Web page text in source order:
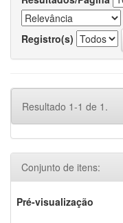
Registro(s)
Resultado 1-1 de 1.
Conjunto de itens:
Pré-visualização